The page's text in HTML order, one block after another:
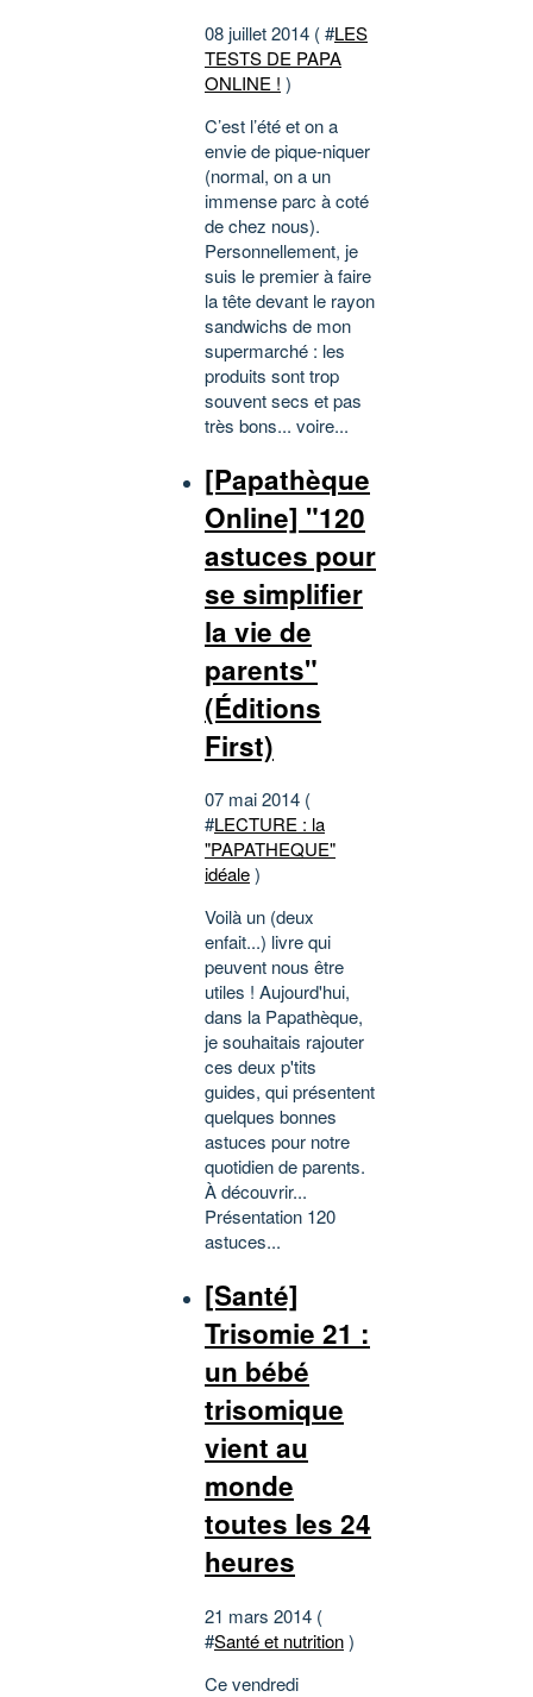
08 juillet 2014 ( #LES
TESTS DE PAPA
ONLINE ! )
C’est l’été et on a
envie de pique-niquer
(normal, on a un
immense parc à coté
de chez nous).
Personnellement, je
suis le premier à faire
la tête devant le rayon
sandwichs de mon
supermarché : les
produits sont trop
souvent secs et pas
très bons... voire...
[Papathèque
Online] "120
astuces pour
se simplifier
la vie de
parents"
(Éditions
First)
07 mai 2014 (
#LECTURE : la
"PAPATHEQUE"
idéale)
Voilà un (deux
enfait...) livre qui
peuvent nous être
utiles ! Aujourd'hui,
dans la Papathèque,
je souhaitais rajouter
ces deux p'tits
guides, qui présentent
quelques bonnes
astuces pour notre
quotidien de parents.
À découvrir...
Présentation 120
astuces...
[Santé]
Trisomie 21 :
un bébé
trisomique
vient au
monde
toutes les 24
heures
21 mars 2014 (
#Santé et nutrition)
Ce vendredi